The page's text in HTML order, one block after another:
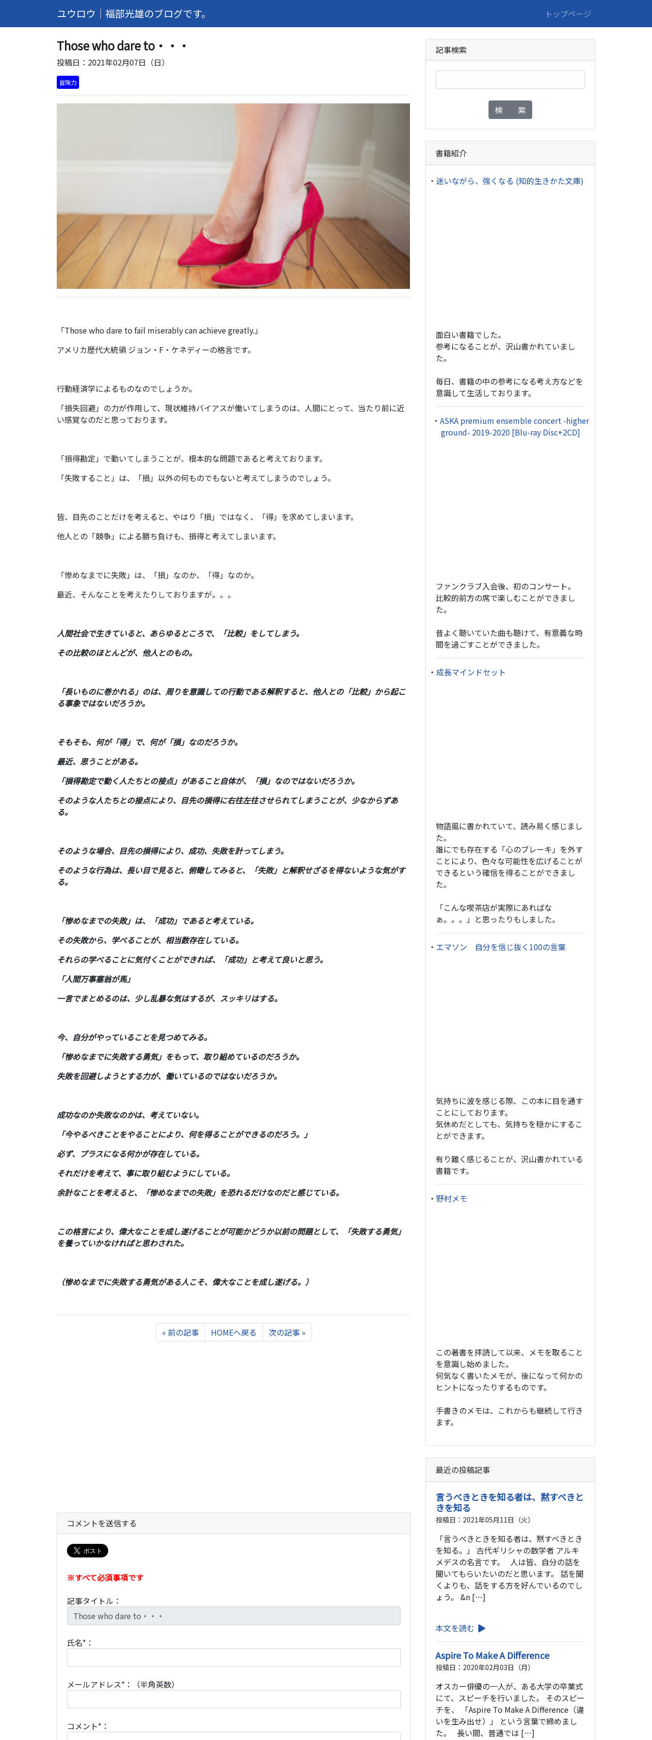
ユウロウ｜福部光雄のブログです。 トップページ
Those who dare to・・・
投稿日：2021年02月07日（日）
冒険力
「Those who dare to fail miserably can achieve greatly.」
アメリカ歴代大統領 ジョン・F・ケネディーの格言です。
行動経済学によるものなのでしょうか。
「損失回避」の力が作用して、現状維持バイアスが働いてしまうのは、人間にとって、当たり前に近
い感覚なのだと思っております。
「損得勘定」で動いてしまうことが、根本的な問題であると考えております。
「失敗すること」は、「損」以外の何ものでもないと考えてしまうのでしょう。
皆、目先のことだけを考えると、やはり「損」ではなく、「得」を求めてしまいます。
他人との「競争」による勝ち負けも、損得と考えてしまいます。
「惨めなまでに失敗」は、「損」なのか、「得」なのか。
最近、そんなことを考えたりしておりますが。。。
人間社会で生きていると、あらゆるところで、「比較」をしてしまう。
その比較のほとんどが、他人とのもの。
「長いものに巻かれる」のは、周りを意識しての行動である解釈すると、他人との「比較」から起こ
る事象ではないだろうか。
そもそも、何が「得」で、何が「損」なのだろうか。
最近、思うことがある。
「損得勘定で動く人たちとの接点」があること自体が、「損」なのではないだろうか。
そのような人たちとの接点により、目先の損得に右往左往させられてしまうことが、少なからずあ
る。
そのような場合、目先の損得により、成功、失敗を計ってしまう。
そのような行為は、長い目で見ると、俯瞰してみると、「失敗」と解釈せざるを得ないような気がす
る。
「惨めなまでの失敗」は、「成功」であると考えている。
その失敗から、学べることが、相当数存在している。
それらの学べることに気付くことができれば、「成功」と考えて良いと思う。
「人間万事塞翁が馬」
一言でまとめるのは、少し乱暴な気はするが、スッキリはする。
今、自分がやっていることを見つめてみる。
「惨めなまでに失敗する勇気」をもって、取り組めているのだろうか。
失敗を回避しようとする力が、働いているのではないだろうか。
成功なのか失敗なのかは、考えていない。
「今やるべきことをやることにより、何を得ることができるのだろう。」
必ず、プラスになる何かが存在している。
それだけを考えて、事に取り組むようにしている。
余計なことを考えると、「惨めなまでの失敗」を恐れるだけなのだと感じている。
この格言により、偉大なことを成し遂げることが可能かどうか以前の問題として、「失敗する勇気」
を養っていかなければと思わされた。
（惨めなまでに失敗する勇気がある人こそ、偉大なことを成し遂げる。）
« Previous
前の記事 HOMEへ戻る 次の記事 »
コメントを送信する
※すべて必須事項です
記事タイトル：
氏名*：
メールアドレス*：（半角英数）
コメント*：
記事検索
検 索
書籍紹介
・ 迷いながら、強くなる (知的生きかた文庫)
面白い書籍でした。
参考になることが、沢山書かれていまし
た。
毎日、書籍の中の参考になる考え方などを
意識して生活しております。
・ ASKA premium ensemble concert -higher
ground- 2019-2020 [Blu-ray Disc+2CD]
ファンクラブ入会後、初のコンサート。
比較的前方の席で楽しむことができまし
た。
昔よく聴いていた曲も聴けて、有意義な時
間を過ごすことができました。
・ 成長マインドセット
物語風に書かれていて、読み易く感じまし
た。
誰にでも存在する「心のブレーキ」を外す
ことにより、色々な可能性を広げることが
できるという確信を得ることができまし
た。
「こんな喫茶店が実際にあればな
ぁ。。。」と思ったりもしました。
・ エマソン 自分を信じ抜く100の言葉
気持ちに波を感じる際、この本に目を通す
ことにしております。
気休めだとしても、気持ちを穏かにするこ
とができます。
有り難く感じることが、沢山書かれている
書籍です。
・ 野村メモ
この著書を拝読して以来、メモを取ること
を意識し始めました。
何気なく書いたメモが、後になって何かの
ヒントになったりするものです。
手書きのメモは、これからも継続して行き
ます。
最近の投稿記事
言うべきときを知る者は、黙すべきと
きを知る
投稿日：2021年05月11日（火）
「言うべきときを知る者は、黙すべきとき
を知る。」 古代ギリシャの数学者 アルキ
メデスの名言です。 人は皆、自分の話を
聞いてもらいたいのだと思います。 話を聞
くよりも、話をする方を好んでいるのでし
ょう。 &n […]
本文を読む
Aspire To Make A Difference
投稿日：2020年02月03日（月）
オスカー俳優の一人が、ある大学の卒業式
にて、スピーチを行いました。 そのスピー
チを、 「Aspire To Make A Difference（違
いを生み出せ）」 という言葉で締めまし
た。 長い間、普通では […]